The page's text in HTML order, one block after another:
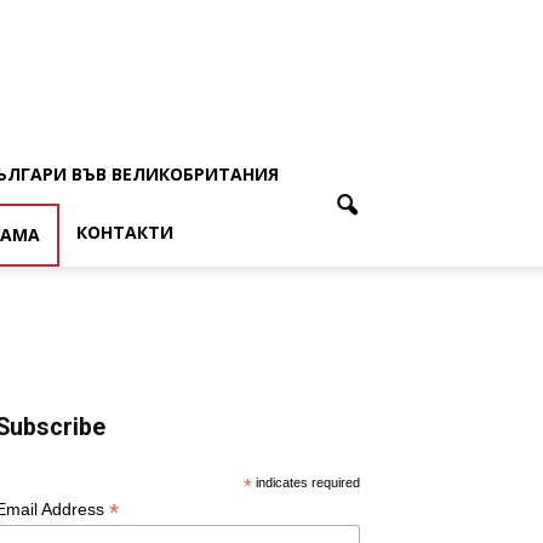
ВЪВ ВЕЛИКОБРИТАНИЯ
КОНТАКТИ
* indicates required
Address *